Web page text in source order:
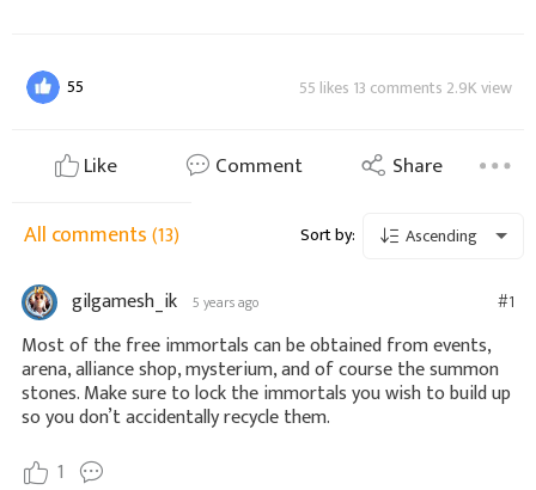
55 55 likes 13 comments 2.9K view
Like Comment Share
All comments(13) Sort by: Ascending
gilgamesh_ik 5 years ago #1
Most of the free immortals can be obtained from events,
arena, alliance shop, mysterium, and of course the summon
stones. Make sure to lock the immortals you wish to build up
so you don’t accidentally recycle them.
1